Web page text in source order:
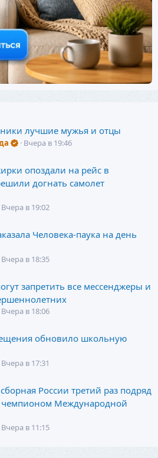
лучшие мужья и отцы
Вчера в 19:46
опоздали на рейс в
догнать самолет
Вчера в 19:02
Человека-паука на день
Вчера в 18:35
запретить все мессенджеры и
Вчера в 18:06
обновило школьную
Вчера в 17:31
России третий раз подряд
чемпионом Международной
Вчера в 11:15